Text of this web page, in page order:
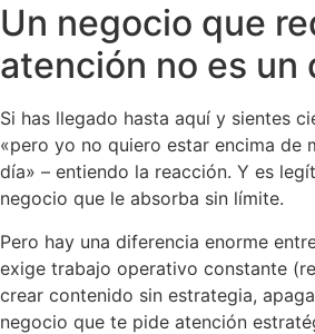
Un negocio que
atención no es un
Si has llegado hasta aquí y sientes
«pero yo no quiero estar encima de
día» – entiendo la reacción. Y es
negocio que le absorba sin límite.
Pero hay una diferencia enorme
exige trabajo operativo constante
crear contenido sin estrategia,
negocio que te pide atención